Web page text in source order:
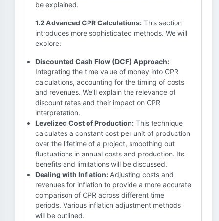
be explained.
1.2 Advanced CPR Calculations: This section
introduces more sophisticated methods. We will
explore:
Discounted Cash Flow (DCF) Approach:
Integrating the time value of money into CPR
calculations, accounting for the timing of costs
and revenues. We’ll explain the relevance of
discount rates and their impact on CPR
interpretation.
Levelized Cost of Production: This technique
calculates a constant cost per unit of production
over the lifetime of a project, smoothing out
fluctuations in annual costs and production. Its
benefits and limitations will be discussed.
Dealing with Inflation: Adjusting costs and
revenues for inflation to provide a more accurate
comparison of CPR across different time
periods. Various inflation adjustment methods
will be outlined.